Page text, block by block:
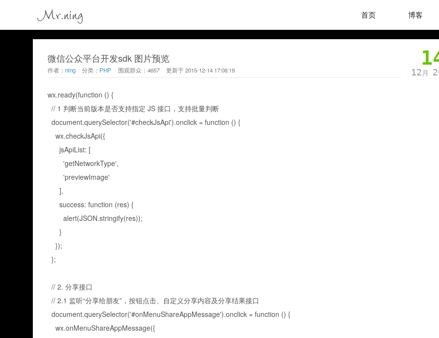
Mr.ning 首页 博客
微信公众平台开发sdk 图片预览
作者：ning 分类： PHP 围观群众：4657 更新于2015-12-14 17:08:19 12 月
wx.ready(function () {
// 1 判断当前版本是否支持指定 JS 接口，支持批量判断
document.querySelector('#checkJsApi').onclick = function () {
wx.checkJsApi({
jsApiList: [
'getNetworkType',
'previewImage'
],
success: function (res) {
alert(JSON.stringify(res));
}
});
};
// 2. 分享接口
// 2.1 监听“分享给朋友”，按钮点击、自定义分享内容及分享结果接口
document.querySelector('#onMenuShareAppMessage').onclick = function () {
wx.onMenuShareAppMessage({